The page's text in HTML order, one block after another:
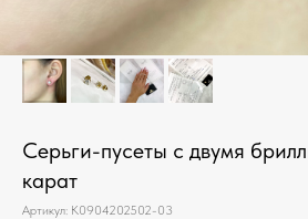
Серьги-пусеты с двумя
карат
Артикул: К0904202502-03